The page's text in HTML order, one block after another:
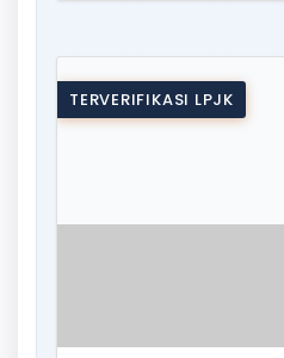
TERVERIFIKASI LPJK